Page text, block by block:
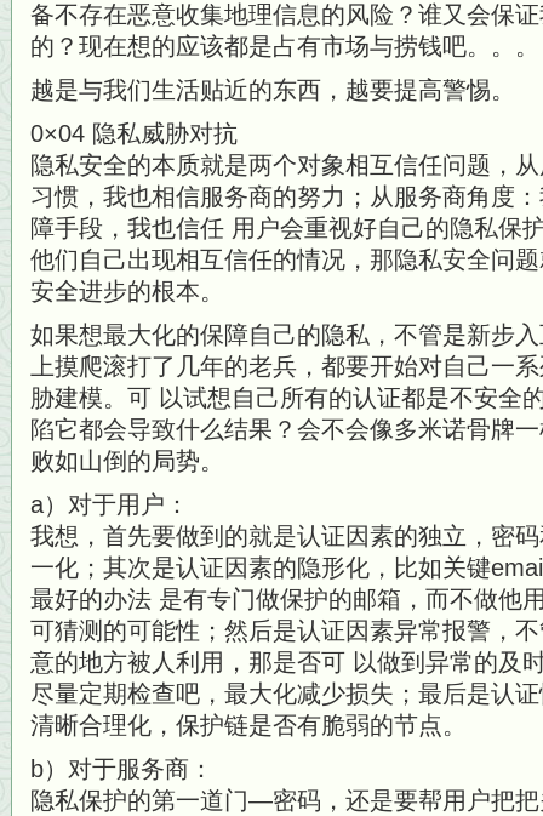
备不存在恶意收集地理信息的风险？谁又会保
的？现在想的应该都是占有市场与捞钱吧。。。
越是与我们生活贴近的东西，越要提高警惕。
0×04 隐私威胁对抗
隐私安全的本质就是两个对象相互信任问题，
习惯，我也相信服务商的努力；从服务商角度
障手段，我也信任 用户会重视好自己的隐私保
他们自己出现相互信任的情况，那隐私安全问
安全进步的根本。
如果想最大化的保障自己的隐私，不管是新步
上摸爬滚打了几年的老兵，都要开始对自己一
胁建模。可 以试想自己所有的认证都是不安全
陷它都会导致什么结果？会不会像多米诺骨牌
败如山倒的局势。
a）对于用户：
我想，首先要做到的就是认证因素的独立，密
一化；其次是认证因素的隐形化，比如关键
最好的办法 是有专门做保护的邮箱，而不做他
可猜测的可能性；然后是认证因素异常报警，
意的地方被人利用，那是否可 以做到异常的及
尽量定期检查吧，最大化减少损失；最后是认
清晰合理化，保护链是否有脆弱的节点。
b）对于服务商：
隐私保护的第一道门—密码，还是要帮用户把